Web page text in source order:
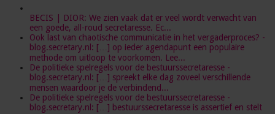
BECIS | DIOR: We zien vaak dat er veel wordt verwacht van
een goede, all-roud secretaresse. Ec...
Ook last van chaotische communicatie in het vergaderproces? -
blog.secretary.nl: […] op ieder agendapunt een populaire
methode om uitloop te voorkomen. Lee...
De politieke spelregels voor de bestuurssecretaresse -
blog.secretary.nl: […] spreekt elke dag zoveel verschillende
mensen waardoor je de verbindend...
De politieke spelregels voor de bestuurssecretaresse -
blog.secretary.nl: […] bestuurssecretaresse is assertief en stelt